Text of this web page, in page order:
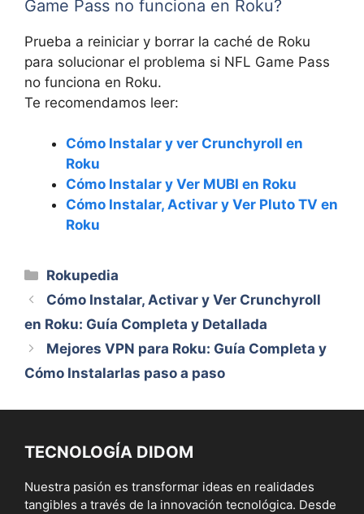
Game Pass no funciona en Roku?
Prueba a reiniciar y borrar la caché de Roku
para solucionar el problema si NFL Game Pass
no funciona en Roku.
Te recomendamos leer:
Cómo Instalar y ver Crunchyroll en
Roku
Cómo Instalar y Ver MUBI en Roku
Cómo Instalar, Activar y Ver Pluto TV en
Roku
Categorías
Rokupedia
Cómo Instalar, Activar y Ver Crunchyroll
en Roku: Guía Completa y Detallada
Mejores VPN para Roku: Guía Completa y
Cómo Instalarlas paso a paso
TECNOLOGÍA DIDOM
Nuestra pasión es transformar ideas en realidades
tangibles a través de la innovación tecnológica. Desde